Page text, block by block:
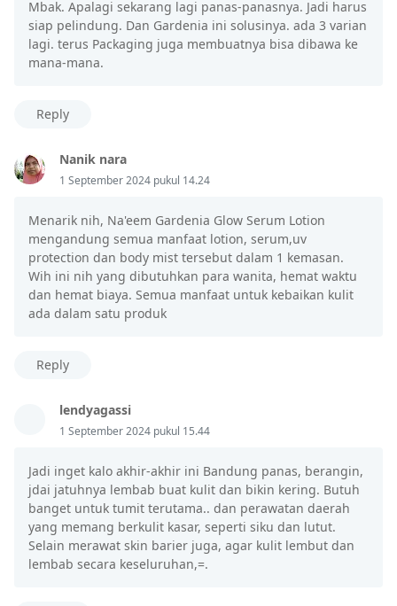
Mbak. Apalagi sekarang lagi panas-panasnya. Jadi harus
siap pelindung. Dan Gardenia ini solusinya. ada 3 varian
lagi. terus Packaging juga membuatnya bisa dibawa ke
mana-mana.
Reply
Nanik nara
1 September 2024 pukul 14.24
Menarik nih, Na'eem Gardenia Glow Serum Lotion
mengandung semua manfaat lotion, serum,uv
protection dan body mist tersebut dalam 1 kemasan.
Wih ini nih yang dibutuhkan para wanita, hemat waktu
dan hemat biaya. Semua manfaat untuk kebaikan kulit
ada dalam satu produk
Reply
lendyagassi
1 September 2024 pukul 15.44
Jadi inget kalo akhir-akhir ini Bandung panas, berangin,
jdai jatuhnya lembab buat kulit dan bikin kering. Butuh
banget untuk tumit terutama.. dan perawatan daerah
yang memang berkulit kasar, seperti siku dan lutut.
Selain merawat skin barier juga, agar kulit lembut dan
lembab secara keseluruhan,=.